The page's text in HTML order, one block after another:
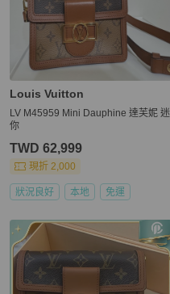
Louis Vuitton
LV M45959 Mini Dauphine 達芙妮 迷
你
TWD 62,999
現折 2,000
狀況良好 本地 免運